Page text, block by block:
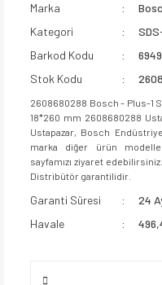
Marka
Kategori
Barkod Kodu
Stok Kodu
2608680288 Bosch - Plus-1
18*260 mm 2608680288
Ustapazar, Bosch
marka diğer ürün
sayfamızı ziyaret
Distribütör garantilidir.
Garanti Süresi
24
Havale